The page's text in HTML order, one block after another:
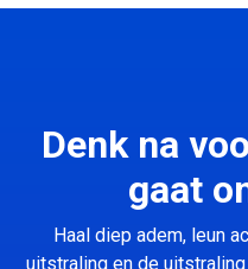
Denk na
gaat
Haal diep adem, leun
uitstraling en de